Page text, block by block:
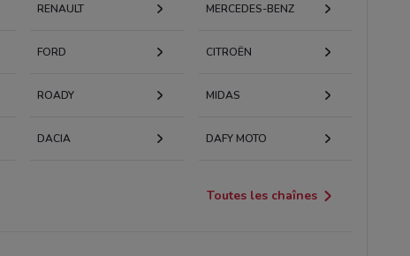
RENAULT MERCEDES-BENZ
FORD CITROËN
ROADY MIDAS
DACIA DAFY MOTO
Toutes les chaînes